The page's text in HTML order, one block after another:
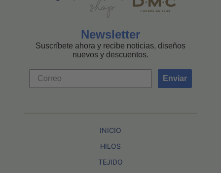
Newsletter
Suscríbete ahora y recibe noticias, diseños
nuevos y descuentos.
Enviar
INICIO
HILOS
TEJIDO